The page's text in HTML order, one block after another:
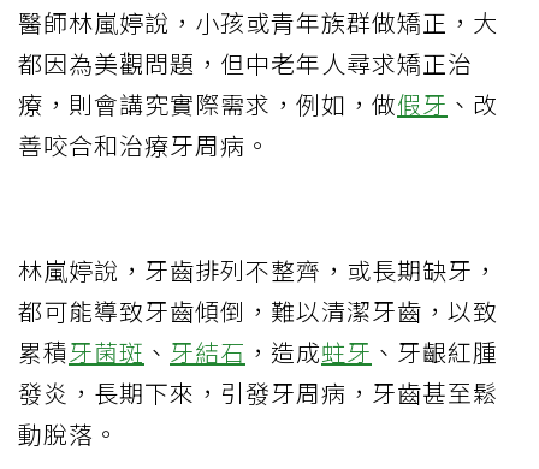
醫師林嵐婷說，小孩或青年族群做矯正，大
都因為美觀問題，但中老年人尋求矯正治
療，則會講究實際需求，例如，做假牙 、改
善咬合和治療牙周病。
林嵐婷說，牙齒排列不整齊，或長期缺牙，
都可能導致牙齒傾倒，難以清潔牙齒，以致
累積牙菌斑 、 牙結石 ，造成蛀牙 、牙齦紅腫
發炎，長期下來，引發牙周病，牙齒甚至鬆
動脫落。